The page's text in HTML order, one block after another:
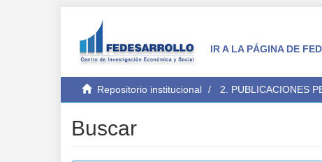
IR A LA PÁGINA DE
Repositorio institucional 2. PUBLICACIONES
Buscar